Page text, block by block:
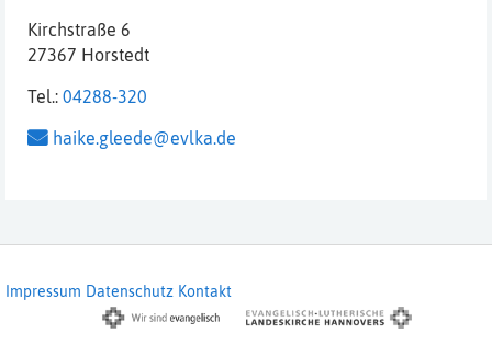
Kirchstraße 6
27367 Horstedt
Tel.: 04288-320
haike.gleede@evlka.de
Impressum Datenschutz Kontakt